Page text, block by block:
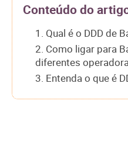
Conteúdo do
1. Qual é o DDD de
2. Como ligar para
diferentes
3. Entenda o que é